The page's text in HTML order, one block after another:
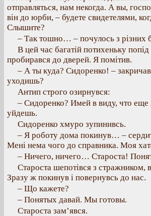
отправляться, нам некогда. А вы,
він до юрби, – будете свидетелями,
Слышите?
– Так тошно… – почулось з різних
В цей час багатій потихеньку
пробирався до дверей. Я помітив.
– А ты куда? Сидоренко! –
уходишь?
Антип строго озирнувся:
– Сидоренко? Имей в виду, что еще
уйдешь.
Сидоренко хмуро зупинивсь.
– Я роботу дома покинув… –
Мені нема чого до справника. Моя
– Ничего, ничего… Староста!
Староста шепотівся з стражником,
Зразу ж покинув і повернувсь до нас.
– Що кажете?
– Понятых давай. Мы готовы.
Староста зам’явся.